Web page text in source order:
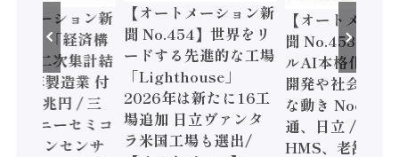
トメーション新
】「経済構
調査二次集計結
年製造業 付
額86兆円 / 三
とソニーセミコ
ジョンセンサ
【オートメーション新
聞 No.454】世界をリ
ードする先進的な工場
「Lighthouse」
2026年は新たに16工
場追加 日立ヴァンタ
ラ米国工場も選出/
【オートメーシ
聞 No.453】フ
ルAI本格化へ
開発や社会実装
な動き Noetra
通、日立 / 兵神
HMS、老舗ポ